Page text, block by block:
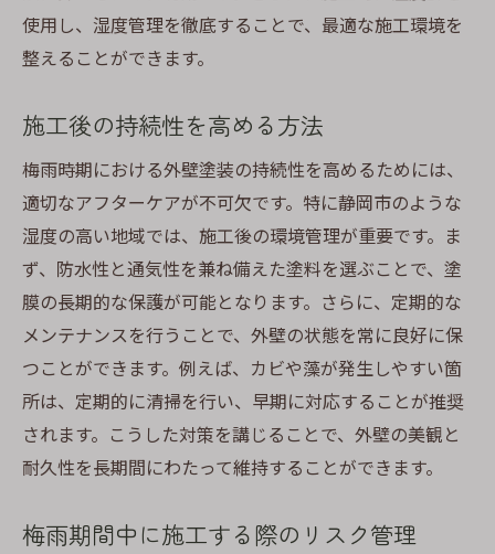
使用し、湿度管理を徹底することで、最適な施工環境を
整えることができます。
施工後の持続性を高める方法
梅雨時期における外壁塗装の持続性を高めるためには、
適切なアフターケアが不可欠です。特に静岡市のような
湿度の高い地域では、施工後の環境管理が重要です。ま
ず、防水性と通気性を兼ね備えた塗料を選ぶことで、塗
膜の長期的な保護が可能となります。さらに、定期的な
メンテナンスを行うことで、外壁の状態を常に良好に保
つことができます。例えば、カビや藻が発生しやすい箇
所は、定期的に清掃を行い、早期に対応することが推奨
されます。こうした対策を講じることで、外壁の美観と
耐久性を長期間にわたって維持することができます。
梅雨期間中に施工する際のリスク管理